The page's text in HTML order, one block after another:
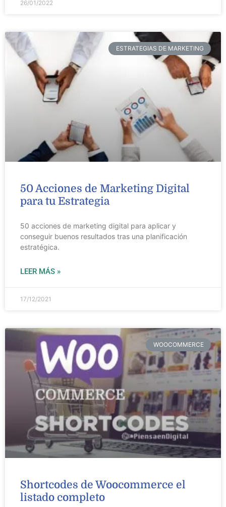
26/01/2022
ESTRATEGIAS DE MARKETING
50 Acciones de Marketing Digital
para tu Estrategia
50 acciones de marketing digital para aplicar y
conseguir buenos resultados tras una planificación
estratégica.
LEER MÁS »
17/12/2021
WOOCOMMERCE
Shortcodes de Woocommerce el
listado completo